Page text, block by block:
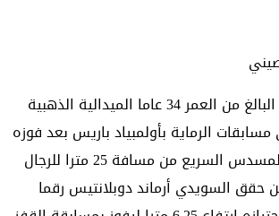
أحرز لي يويه هونغ البالغ من العمر 34 عاما الميدالية الذهبية
الرماية بأولمبياد باريس بعد فوزه
بمسابقة الرماية بالمسدس السريع من مسافة 25 مترا للرجال
حقق السويدي أرماند دوبلانتيس رقما